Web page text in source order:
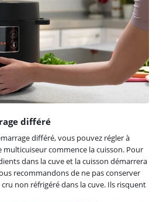
différé
différé, vous pouvez régler à
multicuiseur commence la cuisson. Pour
dans la cuve et la cuisson démarrera
recommandons de ne pas conserver
non réfrigéré dans la cuve. Ils risquent